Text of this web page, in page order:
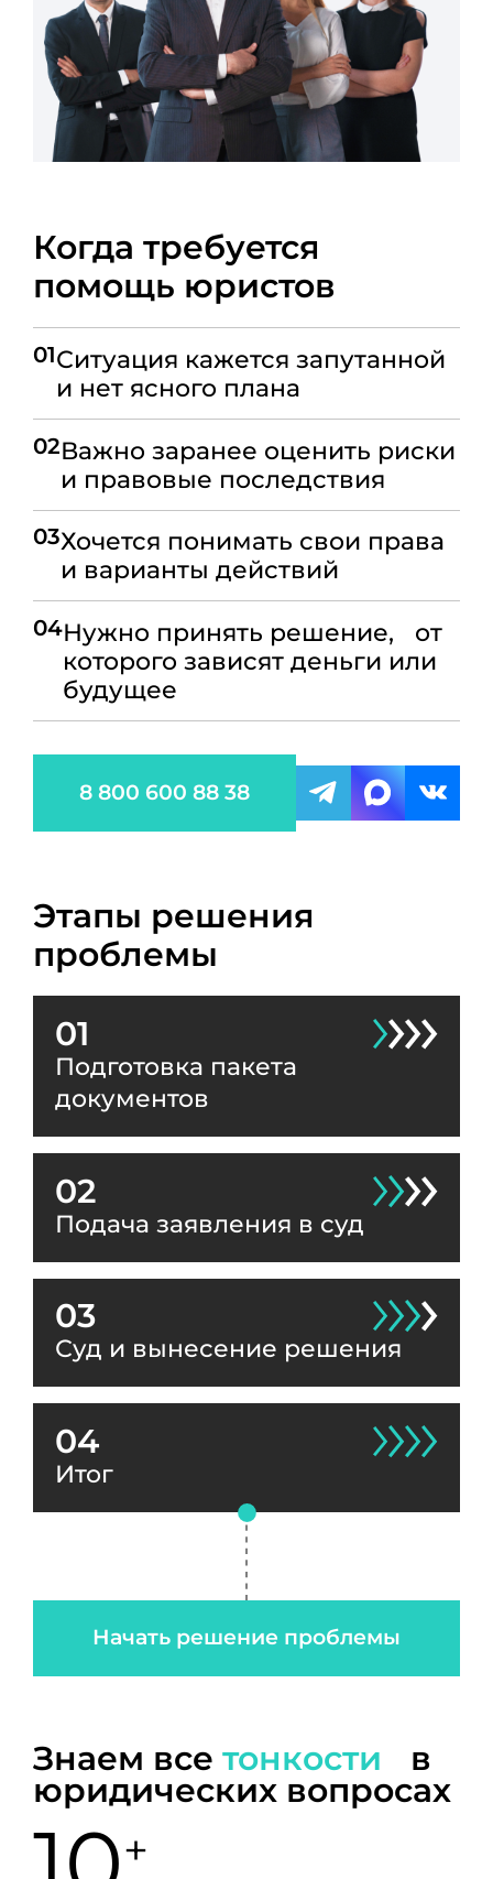
Когда требуется
помощь юристов
01Ситуация кажется запутанной
и нет ясного плана
02Важно заранее оценить риски
и правовые последствия
03Хочется понимать свои права
и варианты действий
04Нужно принять решение, от
которого зависят деньги или
будущее
8 800 600 88 38
Этапы решения
проблемы
01
Подготовка пакета
документов
02
Подача заявления в суд
03
Суд и вынесение решения
04
Итог
Начать решение проблемы
Знаем все тонкости в
юридических вопросах
+